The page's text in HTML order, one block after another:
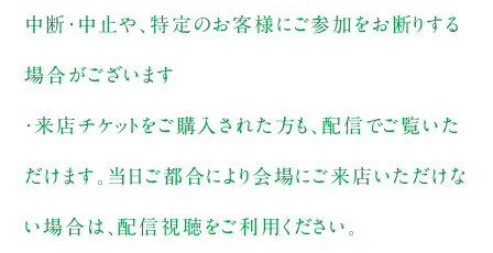
中断・中止や、特定のお客様にご参加をお断りする
場合がございます
・来店チケットをご購入された方も、配信でご覧いた
だけます。当日ご都合により会場にご来店いただけな
い場合は、配信視聴をご利用ください。